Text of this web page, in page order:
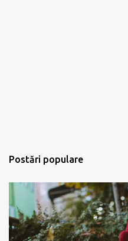
Postări populare